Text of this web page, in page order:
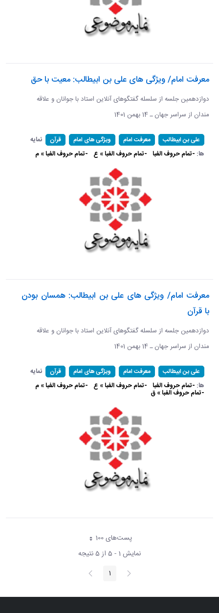
معرفت امام/ ویژگی های علی بن ابیطالب: معیت با حق
دوازدهمین جلسه از سلسله گفتگوهای آنلاین استاد با جوانان و علاقه
مندان از سراسر جهان ـ 14 بهمن 1401
علی بن ابیطالب معرفت امام ویژگی های امام قرآن
نمایه
ها: -تمام حروف الفبا -تمام حروف الفبا » ع -تمام حروف الفبا » م
معرفت امام/ ویژگی های علی بن ابیطالب: همسان بودن
با قرآن
دوازدهمین جلسه از سلسله گفتگوهای آنلاین استاد با جوانان و علاقه
مندان از سراسر جهان ـ 14 بهمن 1401
علی بن ابیطالب معرفت امام ویژگی های امام قرآن
نمایه
ها: -تمام حروف الفبا -تمام حروف الفبا » ع -تمام حروف الفبا » م
-تمام حروف الفبا » ق
پست‌‌های 100هر صفحه
نمایش 1 - 5 از 5 نتیجه
پیغام
قبلی صفحه1 صفحه
بعد